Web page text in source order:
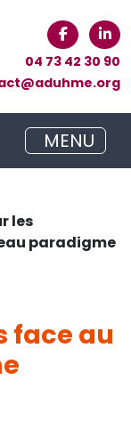
04 73 42 30 90
MENU
les
paradigme
face au